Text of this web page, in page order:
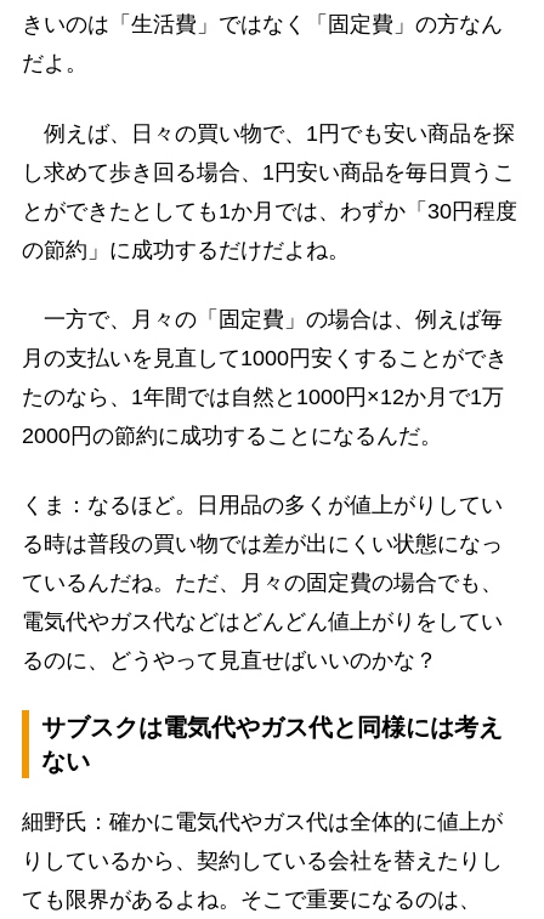
きいのは「生活費」ではなく「固定費」の方なん
だよ。
例えば、日々の買い物で、1円でも安い商品を探
し求めて歩き回る場合、1円安い商品を毎日買うこ
とができたとしても1か月では、わずか「30円程度
の節約」に成功するだけだよね。
一方で、月々の「固定費」の場合は、例えば毎
月の支払いを見直して1000円安くすることができ
たのなら、1年間では自然と1000円×12か月で1万
2000円の節約に成功することになるんだ。
くま：なるほど。日用品の多くが値上がりしてい
る時は普段の買い物では差が出にくい状態になっ
ているんだね。ただ、月々の固定費の場合でも、
電気代やガス代などはどんどん値上がりをしてい
るのに、どうやって見直せばいいのかな？
サブスクは電気代やガス代と同様には考え
ない
細野氏：確かに電気代やガス代は全体的に値上が
りしているから、契約している会社を替えたりし
ても限界があるよね。そこで重要になるのは、